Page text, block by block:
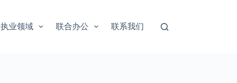
执业领域 联合办公 联系我们